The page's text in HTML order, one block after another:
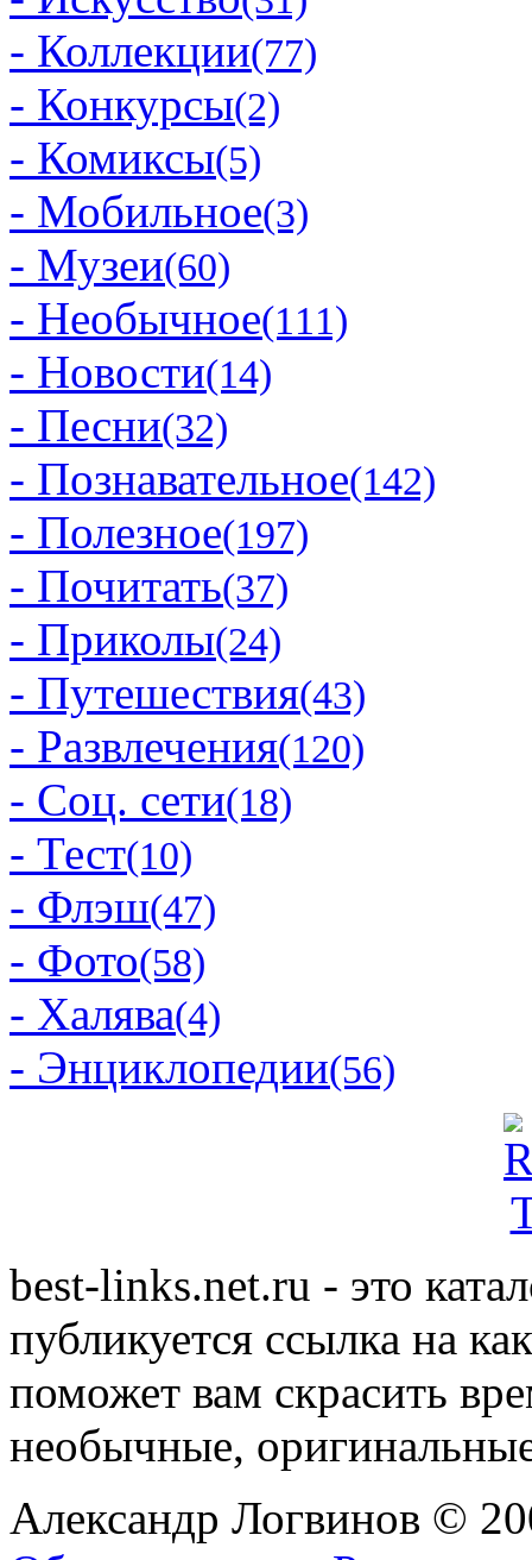
- Коллекции(77)
- Конкурсы(2)
- Комиксы(5)
- Мобильное(3)
- Музеи(60)
- Необычное(111)
- Новости(14)
- Песни(32)
- Познавательное(142)
- Полезное(197)
- Почитать(37)
- Приколы(24)
- Путешествия(43)
- Развлечения(120)
- Соц. сети(18)
- Тест(10)
- Флэш(47)
- Фото(58)
- Халява(4)
- Энциклопедии(56)
best-links.net.ru - это
публикуется ссылка на
поможет вам скрасить
необычные,
Александр Логвинов ©